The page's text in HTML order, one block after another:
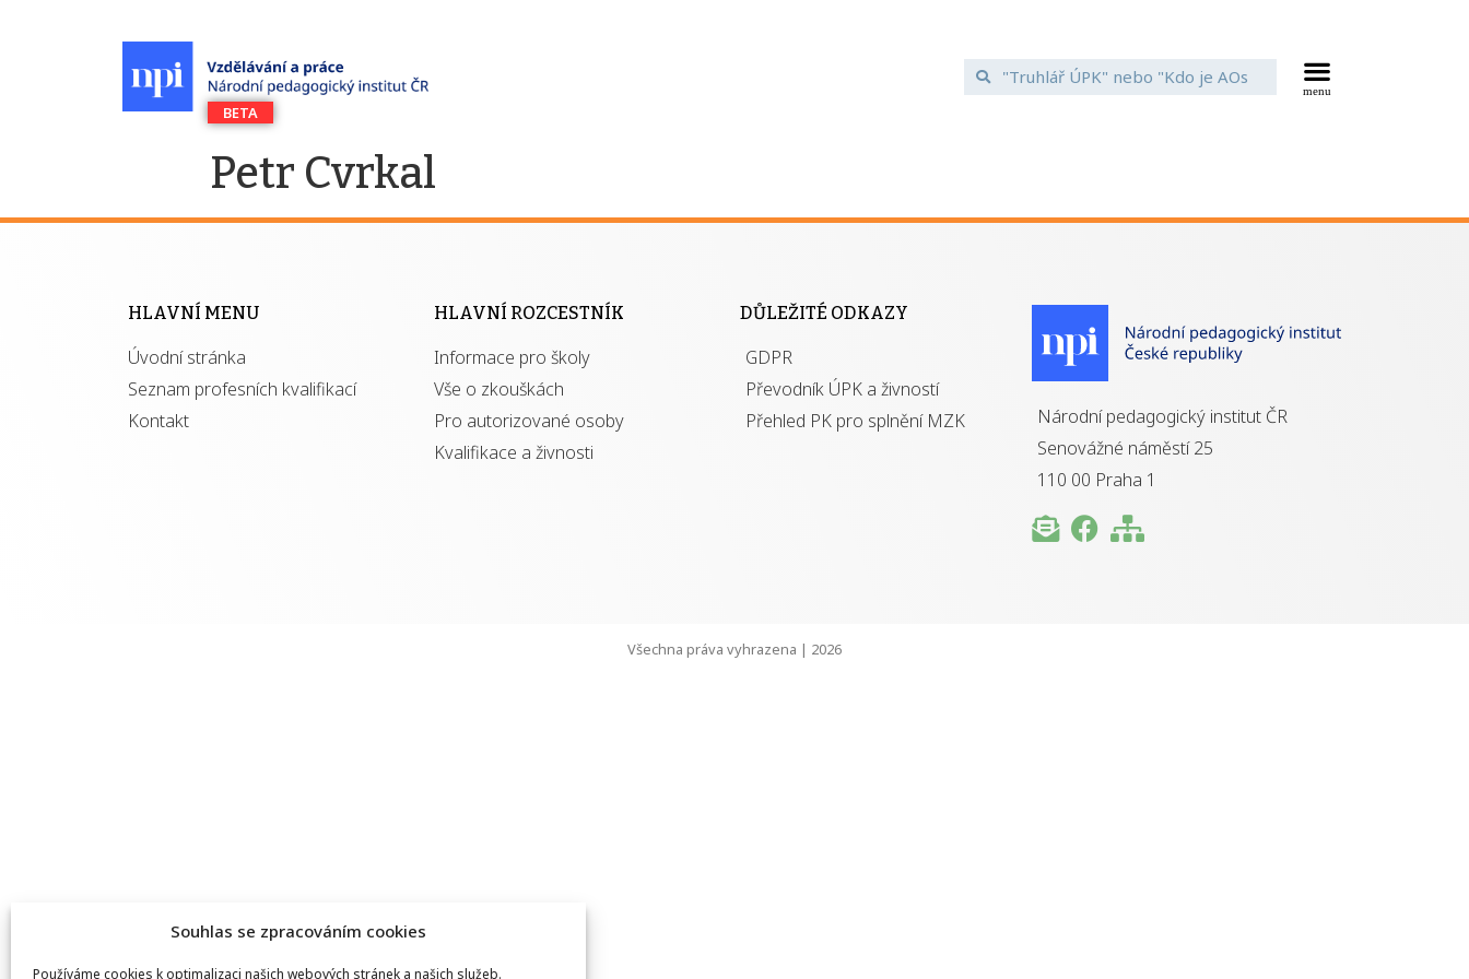
Souhlas se zpracováním cookies
Používáme cookies k optimalizaci našich webových stránek a našich služeb.
Petr Cvrkal
HLAVNÍ MENU
Úvodní stránka
Seznam profesních kvalifikací
Kontakt
HLAVNÍ ROZCESTNÍK
Informace pro školy
Vše o zkouškách
Pro autorizované osoby
Kvalifikace a živnosti
DŮLEŽITÉ ODKAZY
GDPR
Převodník ÚPK a živností
Přehled PK pro splnění MZK
Národní pedagogický institut ČR
Senovážné náměstí 25
110 00 Praha 1
Všechna práva vyhrazena | 2026